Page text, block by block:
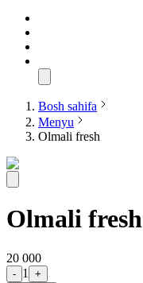
Bosh sahifa
Menyu
Olmali fresh
Olmali fresh
20 000
- 1
+